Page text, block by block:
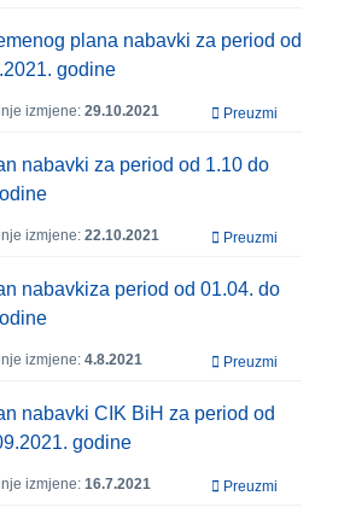
plana nabavki za period od
godine
izmjene: 29.10.2021 Preuzmi
nabavki za period od 1.10 do
izmjene: 22.10.2021 Preuzmi
nabavkiza period od 01.04. do
izmjene: 4.8.2021 Preuzmi
nabavki CIK BiH za period od
godine
izmjene: 16.7.2021 Preuzmi